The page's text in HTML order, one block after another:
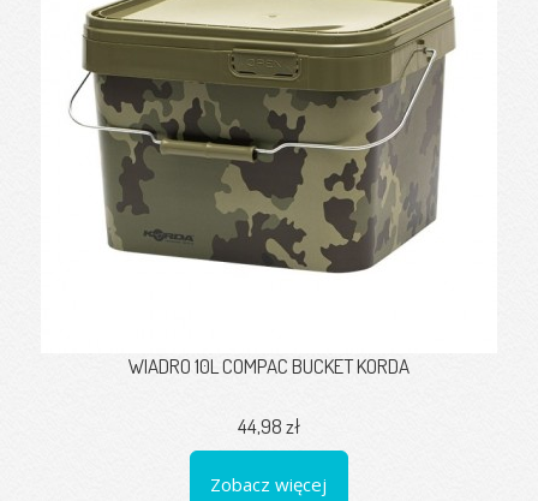
WIADRO 10L COMPAC BUCKET KORDA
44,98 zł
Zobacz więcej